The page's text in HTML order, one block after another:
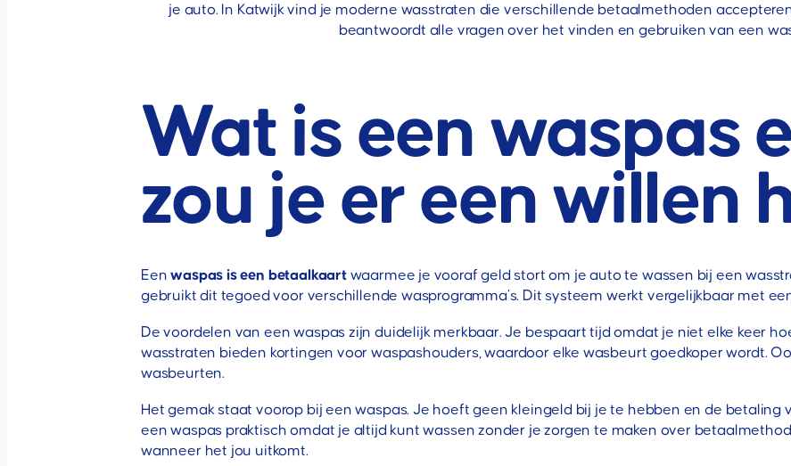
je auto. In Katwijk vind je moderne wasstraten die verschillende betaalmethoden
beantwoordt alle vragen over het vinden en gebruiken van een
Wat is een waspas
zou je er een willen
Eenwaspas is een betaalkaartwaarmee je vooraf geld stort om je auto te wassen bij een
gebruikt dit tegoed voor verschillende wasprogramma’s. Dit systeem werkt vergelijkbaar met
De voordelen van een waspas zijn duidelijk merkbaar. Je bespaart tijd omdat je niet elke keer
wasstraten bieden kortingen voor waspashouders, waardoor elke wasbeurt goedkoper wordt.
wasbeurten.
Het gemak staat voorop bij een waspas. Je hoeft geen kleingeld bij je te hebben en de
een waspas praktisch omdat je altijd kunt wassen zonder je zorgen te maken over
wanneer het jou uitkomt.